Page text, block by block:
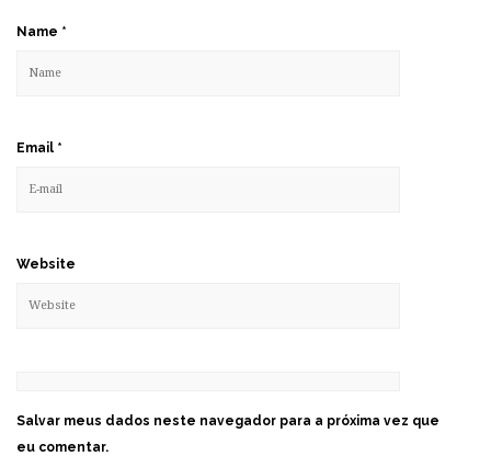
Name *
Email *
Website
Salvar meus dados neste navegador para a próxima vez que
eu comentar.